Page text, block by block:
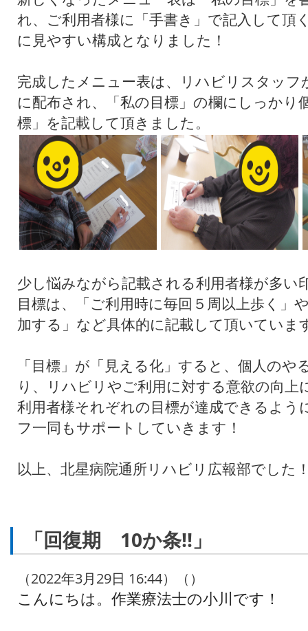
れ、ご利用者様に「手書き」で記入して頂
に見やすい構成となりました！
完成したメニュー表は、リハビリスタッフ
に配布され、「私の目標」の欄にしっかり
標」を記載して頂きました。
少し悩みながら記載される利用者様が多い
目標は、「ご利用時に毎回５周以上歩く」
加する」など具体的に記載して頂いていま
「目標」が「見える化」すると、個人の
り、リハビリやご利用に対する意欲の向上
利用者様それぞれの目標が達成できるよう
フ一同もサポートしていきます！
以上、北星病院通所リハビリ広報部でした
「回復期 10か条‼︎」
（2022年3月29日 16:44）（）
こんにちは。作業療法士の小川です！